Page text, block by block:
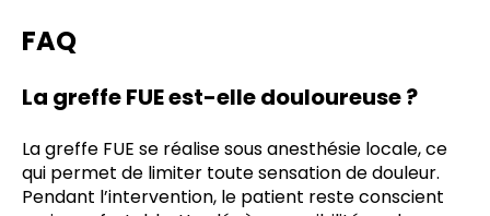
FAQ
La greffe FUE est-elle douloureuse ?
La greffe FUE se réalise sous anesthésie locale, ce
qui permet de limiter toute sensation de douleur.
Pendant l’intervention, le patient reste conscient